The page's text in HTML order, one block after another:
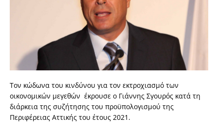
Τον κώδωνα του κινδύνου για τον εκτροχιασμό των
οικονομικών μεγεθών έκρουσε ο Γιάννης Σγουρός κατά τη
διάρκεια της συζήτησης του προϋπολογισμού της
Περιφέρειας Αττικής του έτους 2021.